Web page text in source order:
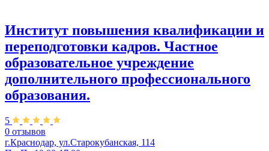
Институт повышения квалификации и
переподготовки кадров. Частное
образовательное учреждение
дополнительного профессионального
образования.
5
0 отзывов
г.Краснодар, ул.Старокубанская, 114